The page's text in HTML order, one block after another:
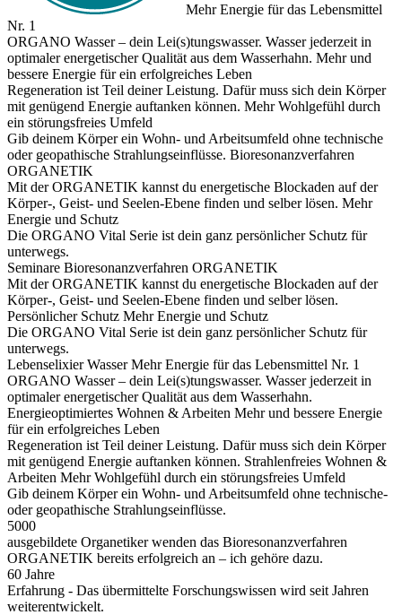
Mehr Energie für das Lebensmittel
Nr. 1
ORGANO Wasser – dein Lei(s)tungswasser. Wasser jederzeit in
optimaler energetischer Qualität aus dem Wasserhahn. Mehr und
bessere Energie für ein erfolgreiches Leben
Regeneration ist Teil deiner Leistung. Dafür muss sich dein Körper
mit genügend Energie auftanken können. Mehr Wohlgefühl durch
ein störungsfreies Umfeld
Gib deinem Körper ein Wohn- und Arbeitsumfeld ohne technische
oder geopathische Strahlungseinflüsse. Bioresonanzverfahren
ORGANETIK
Mit der ORGANETIK kannst du energetische Blockaden auf der
Körper-, Geist- und Seelen-Ebene finden und selber lösen. Mehr
Energie und Schutz
Die ORGANO Vital Serie ist dein ganz persönlicher Schutz für
unterwegs.
Seminare Bioresonanzverfahren ORGANETIK
Mit der ORGANETIK kannst du energetische Blockaden auf der
Körper-, Geist- und Seelen-Ebene finden und selber lösen.
Persönlicher Schutz Mehr Energie und Schutz
Die ORGANO Vital Serie ist dein ganz persönlicher Schutz für
unterwegs.
Lebenselixier Wasser Mehr Energie für das Lebensmittel Nr. 1
ORGANO Wasser – dein Lei(s)tungswasser. Wasser jederzeit in
optimaler energetischer Qualität aus dem Wasserhahn.
Energieoptimiertes Wohnen & Arbeiten Mehr und bessere Energie
für ein erfolgreiches Leben
Regeneration ist Teil deiner Leistung. Dafür muss sich dein Körper
mit genügend Energie auftanken können. Strahlenfreies Wohnen &
Arbeiten Mehr Wohlgefühl durch ein störungsfreies Umfeld
Gib deinem Körper ein Wohn- und Arbeitsumfeld ohne technische-
oder geopathische Strahlungseinflüsse.
5000
ausgebildete Organetiker wenden das Bioresonanzverfahren
ORGANETIK bereits erfolgreich an – ich gehöre dazu.
60 Jahre
Erfahrung - Das übermittelte Forschungswissen wird seit Jahren
weiterentwickelt.